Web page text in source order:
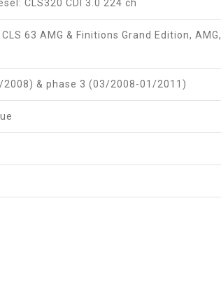
CLS320 CDI 3.0 224 ch
63 AMG & Finitions Grand Edition, AMG,
& phase 3 (03/2008-01/2011)